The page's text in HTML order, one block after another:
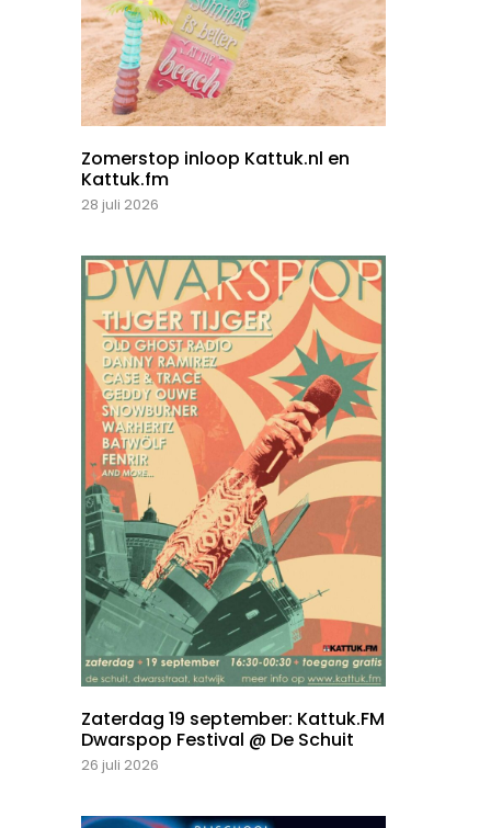
Zomerstop inloop Kattuk.nl en
Kattuk.fm
28 juli 2026
Zaterdag 19 september: Kattuk.FM
Dwarspop Festival @ De Schuit
26 juli 2026